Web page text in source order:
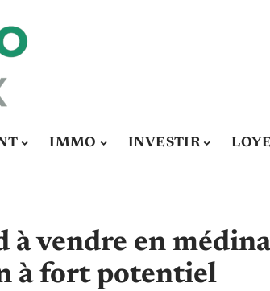
IMMO INVESTIR
vendre en
à fort potentiel